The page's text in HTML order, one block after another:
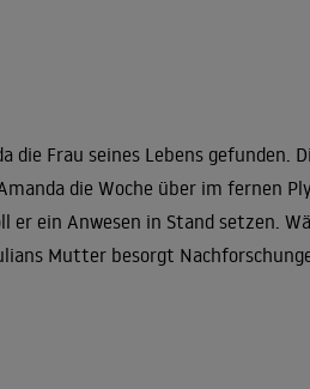
die Frau seines Lebens
die Woche über im fernen
er ein Anwesen in Stand setzen.
Mutter besorgt